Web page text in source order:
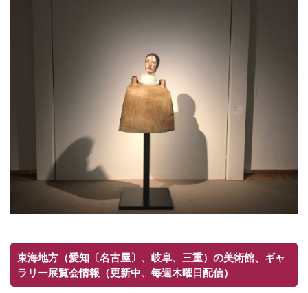
東海地方（愛知〔名古屋〕、岐阜、三重）の美術館、ギャ
ラリー展覧会情報（更新中、毎週木曜日配信）